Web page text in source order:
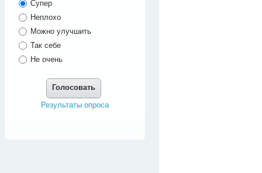
Супер
Неплохо
Можно улучшить
Так себе
Не очень
Голосовать
Результаты опроса